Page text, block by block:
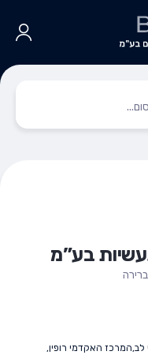
בע”מ
לב,המרכז האקדמי רופין,